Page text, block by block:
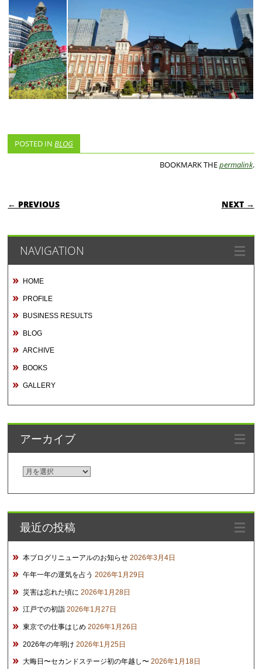
POSTED INBLOG
BOOKMARK THEpermalink.
POST NAVIGATION
← PREVIOUS NEXT →
NAVIGATION
HOME
PROFILE
BUSINESS RESULTS
BLOG
ARCHIVE
BOOKS
GALLERY
アーカイブ
ア
イ
ブ
最近の投稿
本ブログリニューアルのお知らせ 2026年3月4日
午年一年の運気を占う 2026年1月29日
災害は忘れた頃に 2026年1月28日
江戸での初詣 2026年1月27日
東京での仕事はじめ 2026年1月26日
2026年の年明け 2026年1月25日
大晦日〜セカンドステージ初の年越し〜 2026年1月18日